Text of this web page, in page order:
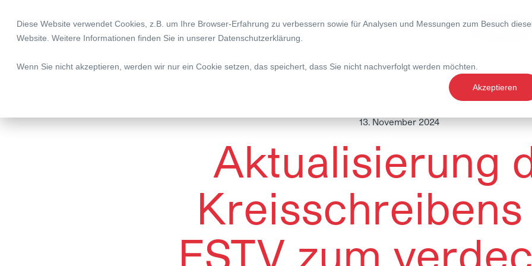
Diese Website verwendet Cookies, z.B. um Ihre Browser-Erfahrung zu verbessern sowie für Analysen und Messungen zum Besuch
Website. Weitere Informationen finden Sie in unserer Datenschutzerklärung
Wenn Sie nicht akzeptieren, werden wir nur ein Cookie setzen, das speichert, dass Sie nicht nachverfolgt werden möchten.
Akzeptieren
Legal | Tax | Compliance Expertise Magazin
13. November 2024
Aktualisierung
ESTV zum